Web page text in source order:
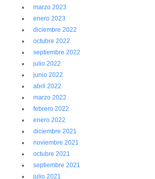
marzo 2023
enero 2023
diciembre 2022
octubre 2022
septiembre 2022
julio 2022
junio 2022
abril 2022
marzo 2022
febrero 2022
enero 2022
diciembre 2021
noviembre 2021
octubre 2021
septiembre 2021
julio 2021